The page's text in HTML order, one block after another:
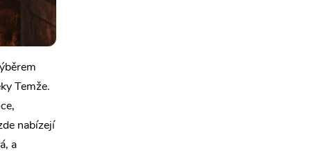
Temže.
nabízejí
a